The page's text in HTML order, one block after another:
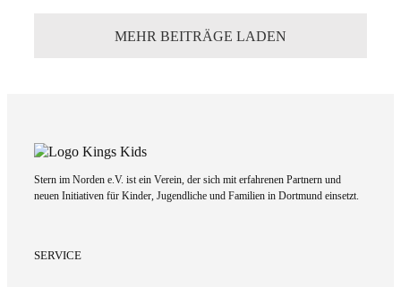
MEHR BEITRÄGE LADEN
Stern im Norden e.V. ist ein Verein, der sich mit erfahrenen Partnern und
neuen Initiativen für Kinder, Jugendliche und Familien in Dortmund einsetzt.
SERVICE